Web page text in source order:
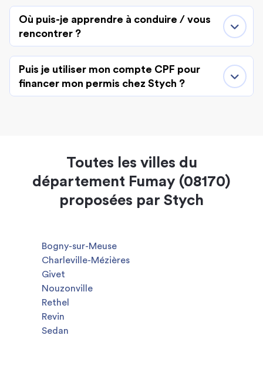
Où puis-je apprendre à conduire / vous
rencontrer ?
Puis je utiliser mon compte CPF pour
financer mon permis chez Stych ?
Toutes les villes du
département Fumay (08170)
proposées par Stych
Bogny-sur-Meuse
Charleville-Mézières
Givet
Nouzonville
Rethel
Revin
Sedan